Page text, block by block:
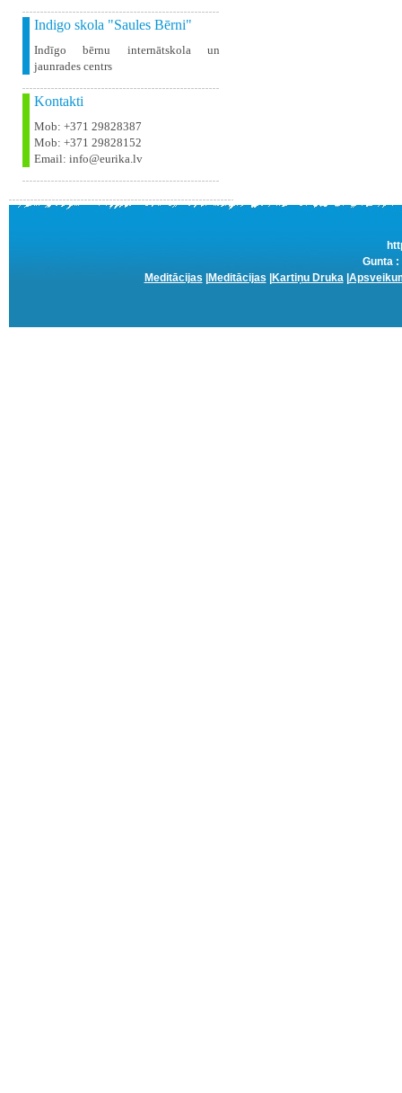
Indigo skola "Saules Bērni"
Indīgo bērnu internātskola un
jaunrades centrs
Kontakti
Mob: +371 29828387
Mob: +371 29828152
Email: info@eurika.lv
Gunta
Meditācijas
Meditācijas Kartiņu Druka|